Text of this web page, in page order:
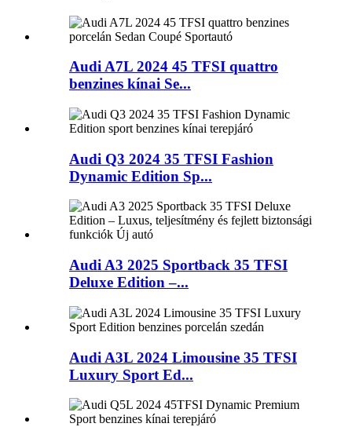
Audi A7L 2024 45 TFSI quattro
benzines kínai Se...
Audi Q3 2024 35 TFSI Fashion
Dynamic Edition Sp...
Audi A3 2025 Sportback 35 TFSI
Deluxe Edition –...
Audi A3L 2024 Limousine 35 TFSI
Luxury Sport Ed...